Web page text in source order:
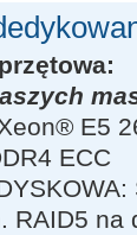
E5
ECC
RAID5 na